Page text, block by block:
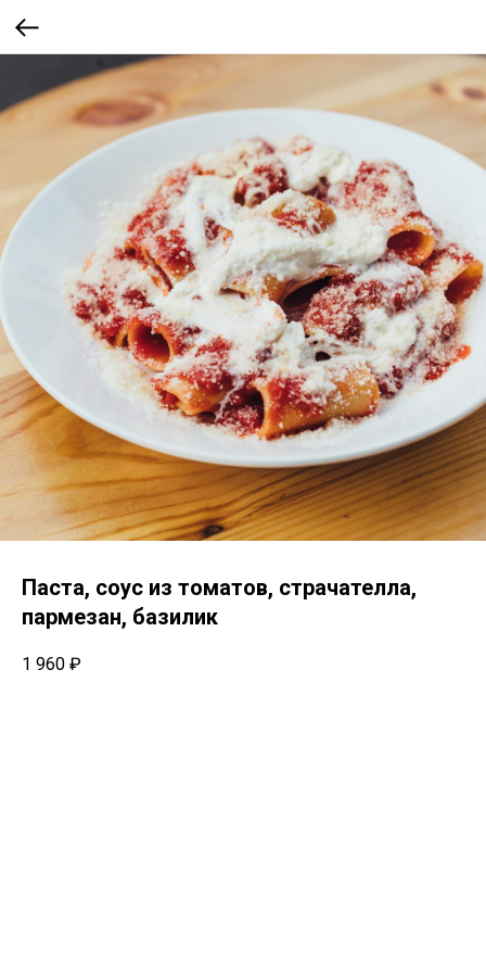
Паста, соус из томатов, страчателла,
пармезан, базилик
1 960 ₽